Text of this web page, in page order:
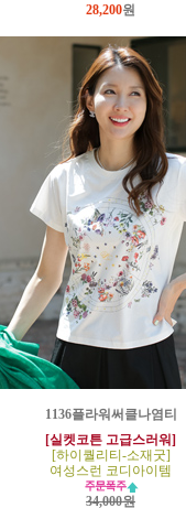
28,200원
1136플라워써클나염티
[실켓코튼 고급스러워]
[하이퀄리티-소재굿]
여성스런 코디아이템
34,000원